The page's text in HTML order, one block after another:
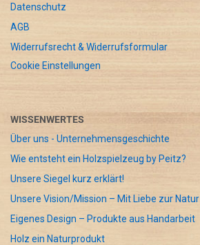
Datenschutz
AGB
Widerrufsrecht & Widerrufsformular
Cookie Einstellungen
WISSENWERTES
Über uns - Unternehmensgeschichte
Wie entsteht ein Holzspielzeug by Peitz?
Unsere Siegel kurz erklärt!
Unsere Vision/Mission – Mit Liebe zur Natur
Eigenes Design – Produkte aus Handarbeit
Holz ein Naturprodukt